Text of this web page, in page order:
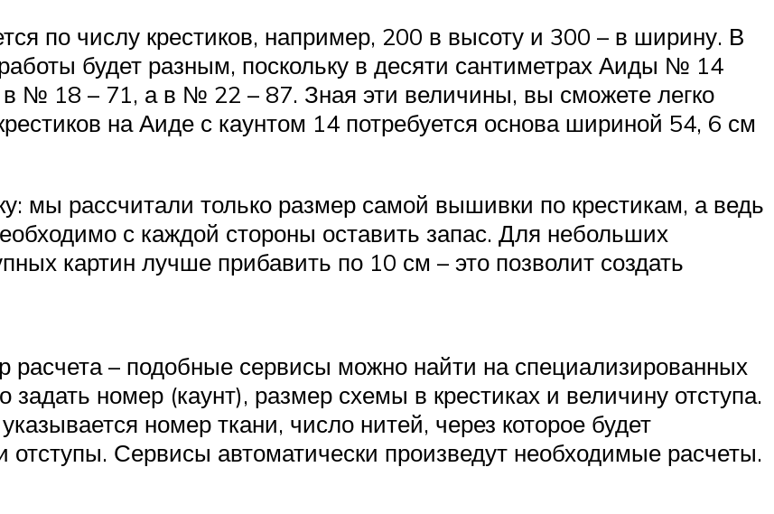
по числу крестиков, например, 200 в высоту и 300 – в ширину. В
будет разным, поскольку в десяти сантиметрах Аиды № 14
№ 18 – 71, а в № 22 – 87. Зная эти величины, вы сможете легко
на Аиде с каунтом 14 потребуется основа шириной 54, 6 см
мы рассчитали только размер самой вышивки по крестикам, а ведь
с каждой стороны оставить запас. Для небольших
картин лучше прибавить по 10 см – это позволит создать
расчета – подобные сервисы можно найти на специализированных
номер (каунт), размер схемы в крестиках и величину отступа.
номер ткани, число нитей, через которое будет
Сервисы автоматически произведут необходимые расчеты.